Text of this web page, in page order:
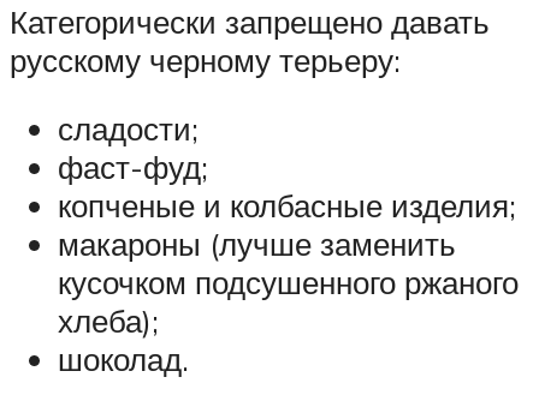
Категорически запрещено давать
русскому черному терьеру:
сладости;
фаст-фуд;
копченые и колбасные изделия;
макароны (лучше заменить
кусочком подсушенного ржаного
хлеба);
шоколад.